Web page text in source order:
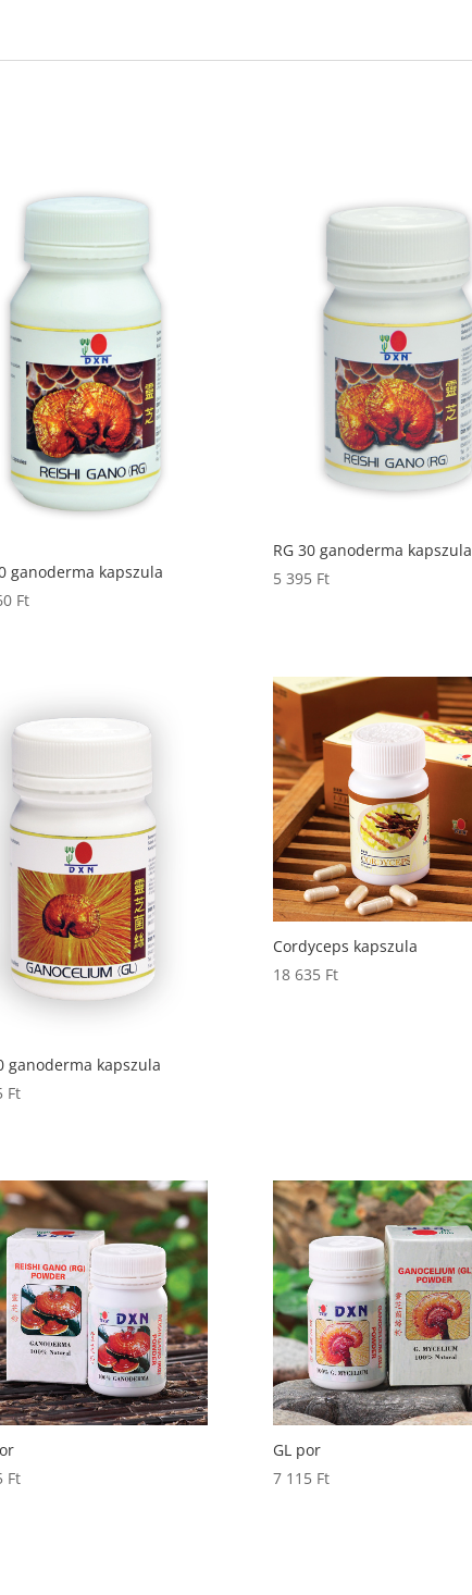
ganoderma kapszula
Ft
RG 30 ganoderma kapszula
5 395 Ft
ganoderma kapszula
Ft
Cordyceps kapszula
18 635 Ft
Ft
GL por
7 115 Ft